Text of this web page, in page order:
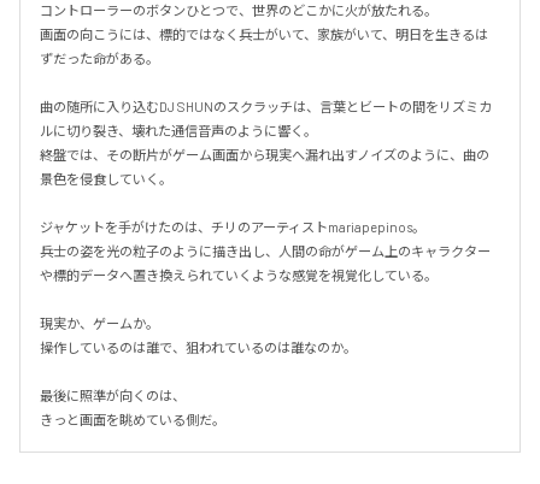
コントローラーのボタンひとつで、世界のどこかに火が放たれる。
画面の向こうには、標的ではなく兵士がいて、家族がいて、明日を生きるは
ずだった命がある。
曲の随所に入り込むDJ SHUNのスクラッチは、言葉とビートの間をリズミカ
ルに切り裂き、壊れた通信音声のように響く。
終盤では、その断片がゲーム画面から現実へ漏れ出すノイズのように、曲の
景色を侵食していく。
ジャケットを手がけたのは、チリのアーティストmariapepinos。
兵士の姿を光の粒子のように描き出し、人間の命がゲーム上のキャラクター
や標的データへ置き換えられていくような感覚を視覚化している。
現実か、ゲームか。
操作しているのは誰で、狙われているのは誰なのか。
最後に照準が向くのは、
きっと画面を眺めている側だ。